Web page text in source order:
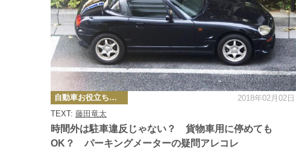
時間外は駐車違反じゃない？ 貨物車用に停めても
OK？ パーキングメーターの疑問アレコレ
TEXT: 藤田竜太
カ
テ
ゴ
リ
ー
自動車お役立ち情報 2018年02月02日